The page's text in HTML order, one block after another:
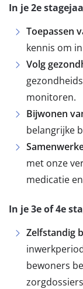
In je 2e
Toepassen
kennis om
Volg
monitoren.
Bijwonen
belangrijke
met onze
medicatie
In je 3e of 4e
Zelfstandig
bewoners